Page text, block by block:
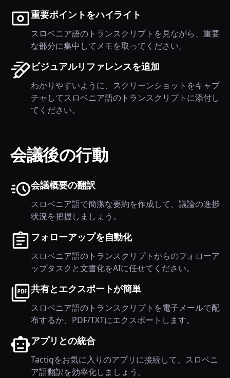
重要ポイントをハイライト
スロベニア語のトランスクリプトを見ながら、重要
な部分に集中してメモを取ってください。
ビジュアルリファレンスを追加
わかりやすいように、スクリーンショットをキャプ
チャしてスロベニア語のトランスクリプトに添付し
てください。
会議後の行動
会議概要の翻訳
スロベニア語で簡潔な要約を作成して、議論の進捗
状況を把握しましょう。
フォローアップを自動化
スロベニア語のトランスクリプトからのフォローア
ップタスクと文書化をAIに任せてください。
共有とエクスポートが簡単
スロベニア語のトランスクリプトを電子メールで配
布するか、PDF/TXTにエクスポートします。
アプリとの統合
Tactiqをお気に入りのアプリに接続して、スロベニ
ア語翻訳を効率化しましょう。